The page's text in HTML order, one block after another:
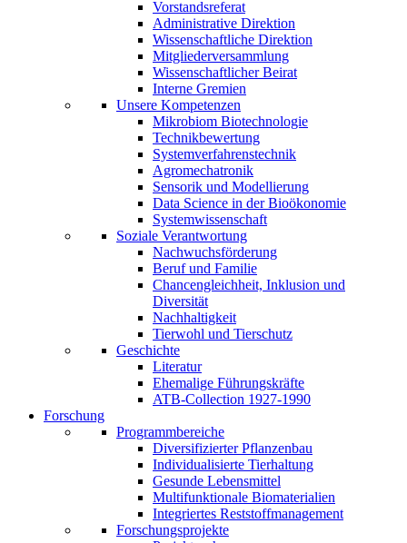
Vorstandsreferat
Administrative Direktion
Wissenschaftliche Direktion
Mitgliederversammlung
Wissenschaftlicher Beirat
Interne Gremien
Unsere Kompetenzen
Mikrobiom Biotechnologie
Technikbewertung
Systemverfahrenstechnik
Agromechatronik
Sensorik und Modellierung
Data Science in der Bioökonomie
Systemwissenschaft
Soziale Verantwortung
Nachwuchsförderung
Beruf und Familie
Chancengleichheit, Inklusion und
Diversität
Nachhaltigkeit
Tierwohl und Tierschutz
Geschichte
Literatur
Ehemalige Führungskräfte
ATB-Collection 1927-1990
Forschung
Programmbereiche
Diversifizierter Pflanzenbau
Individualisierte Tierhaltung
Gesunde Lebensmittel
Multifunktionale Biomaterialien
Integriertes Reststoffmanagement
Forschungsprojekte